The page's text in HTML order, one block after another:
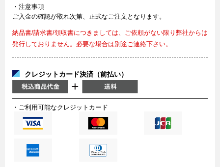
・注意事項
ご入金の確認が取れ次第、正式なご注文となります。
納品書/請求書/領収書につきましては、ご依頼がない限り弊社からは
発行しておりません。必要な場合は別途ご連絡下さい。
クレジットカード決済（前払い）
・ご利用可能なクレジットカード